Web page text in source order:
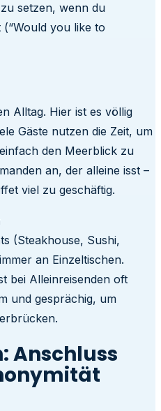
setzen, wenn du
you like to
Alltag. Hier ist es völlig
Gäste nutzen die Zeit, um
den Meerblick zu
an, der alleine isst –
viel zu geschäftig.
(Steakhouse, Sushi,
an Einzeltischen.
bei Alleinreisenden oft
und gesprächig, um
Anschluss